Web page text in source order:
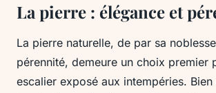
La pierre : élégance et
La pierre naturelle, de par sa
pérennité, demeure un choix premier
escalier exposé aux intempéries.